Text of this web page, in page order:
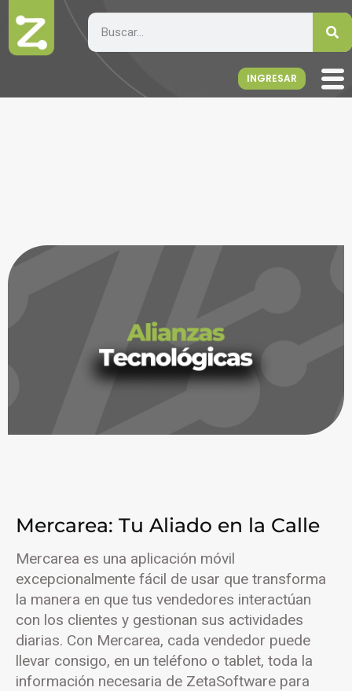
INGRESAR
Mercarea: Tu Aliado en la Calle
Mercarea es una aplicación móvil
excepcionalmente fácil de usar que transforma
la manera en que tus vendedores interactúan
con los clientes y gestionan sus actividades
diarias. Con Mercarea, cada vendedor puede
llevar consigo, en un teléfono o tablet, toda la
información necesaria de ZetaSoftware para